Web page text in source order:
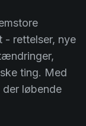
- rettelser, nye
ting. Med
der løbende